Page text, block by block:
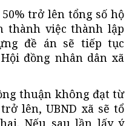
trở lên tổng số hộ
thành việc thành lập
đề án sẽ tiếp tục
đồng nhân dân xã
thuận không đạt từ
lên, UBND xã sẽ tổ
Nếu sau lần lấy ý